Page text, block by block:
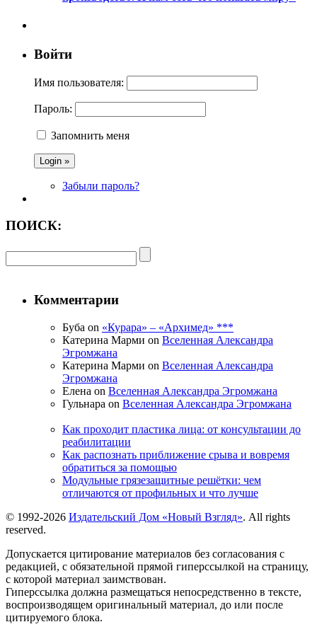
Войти
Имя пользователя:
Пароль:
Запомнить меня
Забыли пароль?
ПОИСК:
Комментарии
Буба on «Курара» – «Архимед» ***
Катерина Марми on Вселенная Александра
Эгромжана
Катерина Марми on Вселенная Александра
Эгромжана
Елена on Вселенная Александра Эгромжана
Гульнара on Вселенная Александра Эгромжана
Как проходит пластика лица: от консультации до
реабилитации
Как распознать приближение срыва и вовремя
обратиться за помощью
Модульные грязезащитные решётки: чем
отличаются от профильных и что лучше
© 1992-2026 Издательский Дом «Новый Взгляд». All rights
reserved.
Допускается цитирование материалов без согласования с
редакцией, с обязательной прямой гиперссылкой на страницу,
с которой материал заимствован.
Гиперссылка должна размещаться непосредственно в тексте,
воспроизводящем оригинальный материал, до или после
цитируемого блока.